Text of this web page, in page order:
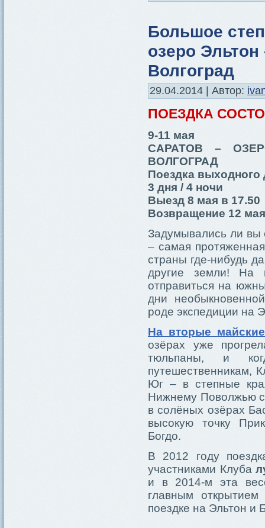
Большое
озеро Эльтон
Волгоград
29.04.2014 | Автор:
ПОЕЗДКА
9-11 мая
САРАТОВ –
ВОЛГОГРАД
Поездка выходного
3 дня / 4 ночи
Выезд 8 мая в 17.50
Возвращение 12
Задумывались ли вы
– самая
страны где-нибудь
другие земли! На
отправиться на
дни
роде экспедиции на
На вторые
озёрах уже
тюльпаны, и
путешественникам,
Юг – в степные
Нижнему Поволжью с
в солёных озёрах
высокую точку
Богдо.
В 2012 году
участниками Клуба
и в 2014-м эта
главным
поездке на Эльтон и